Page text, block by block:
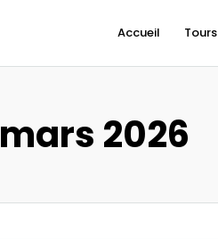
Accueil Tours
mars 2026